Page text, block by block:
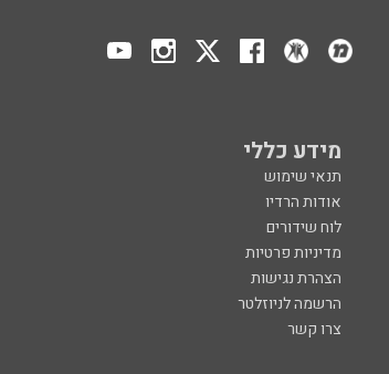
מידע כללי
תנאי שימוש
אודות הרדיו
לוח שידורים
מדיניות פרטיות
הצהרת נגישות
הרשמה לניוזלטר
צרו קשר